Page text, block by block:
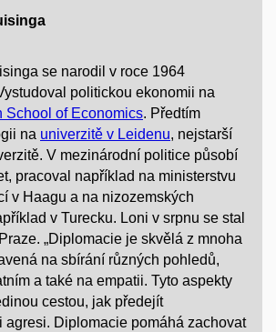
se narodil v roce 1964
politickou ekonomii na
School of Economics. Předtím
na univerzitě v Leidenu, nejstarší
V mezinárodní politice působí
pracoval například na ministerstvu
v Haagu a na nizozemských
v Turecku. Loni v srpnu se stal
„Diplomacie je skvělá z mnoha
na sbírání různých pohledů,
a také na empatii. Tyto aspekty
cestou, jak předejít
agresi. Diplomacie pomáhá zachovat